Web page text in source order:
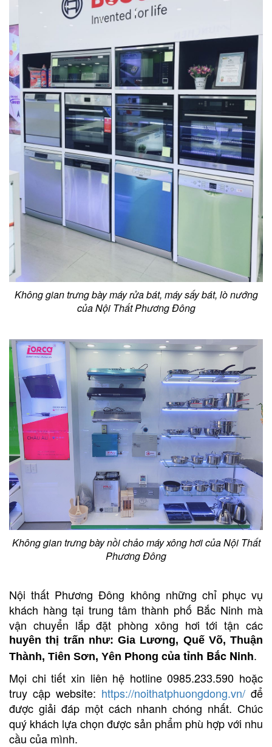
Không gian trưng bày máy rửa bát, máy sấy bát, lò nướng
của Nội Thất Phương Đông
Không gian trưng bày nồi chảo máy xông hơi của Nội Thất
Phương Đông
Nội thất Phương Đông không những chỉ phục vụ
khách hàng tại trung tâm thành phố Bắc Ninh mà
vận chuyển lắp đặt phòng xông hơi tới tận các
huyên thị trấn như: Gia Lương, Quế Võ, Thuận
Thành, Tiên Sơn, Yên Phong của tỉnh Bắc Ninh.
Mọi chi tiết xin liên hệ hotline 0985.233.590 hoặc
truy cập website: https://noithatphuongdong.vn/ để
được giải đáp một cách nhanh chóng nhất. Chúc
quý khách lựa chọn được sản phẩm phù hợp với nhu
cầu của mình.